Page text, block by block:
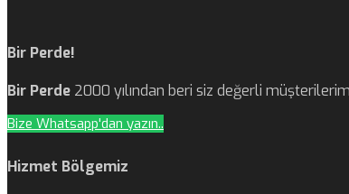
Bir Perde!
Bir Perde 2000 yılından beri siz değerli
Bize Whatsapp'dan yazın..
Hizmet Bölgemiz